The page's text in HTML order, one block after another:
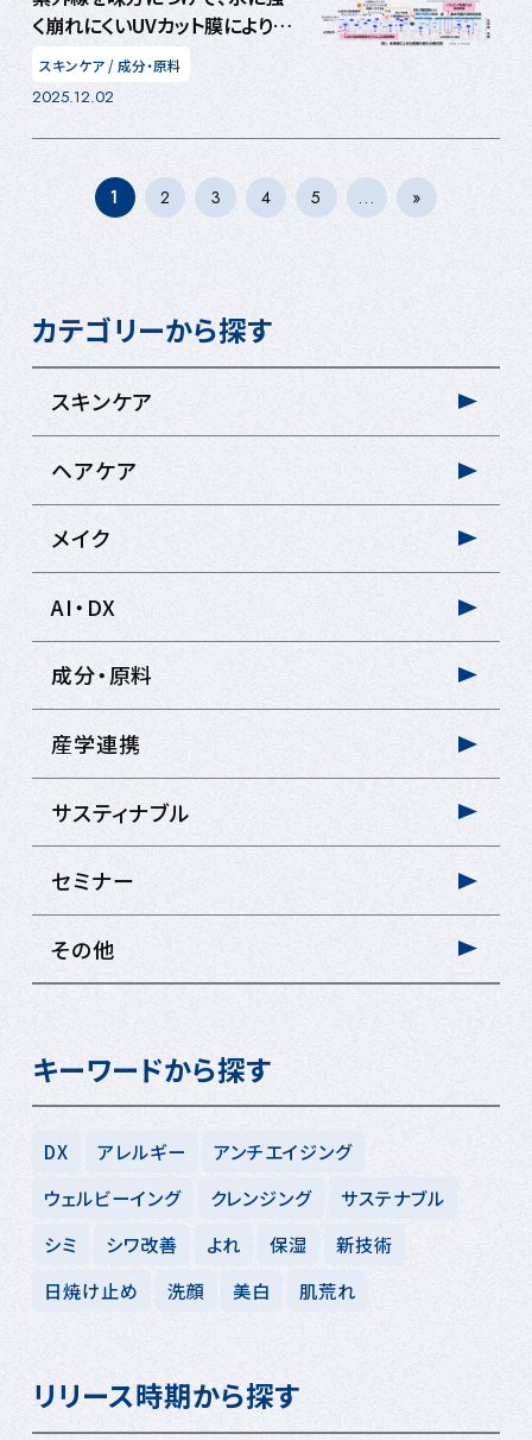
く崩れにくいUVカット膜により浸
透促進する技術を開発
スキンケア / 成分・原料
2025.12.02
1 2 3 4 5 ... »
カテゴリーから探す
スキンケア
ヘアケア
メイク
AI・DX
成分・原料
産学連携
サスティナブル
セミナー
その他
キーワードから探す
DX アレルギー
アンチエイジング
ウェルビーイング
クレンジング
サステナブル
シミ
シワ改善 よれ 保湿
新技術
日焼け止め
洗顔 美白 肌荒れ
リリース時期から探す